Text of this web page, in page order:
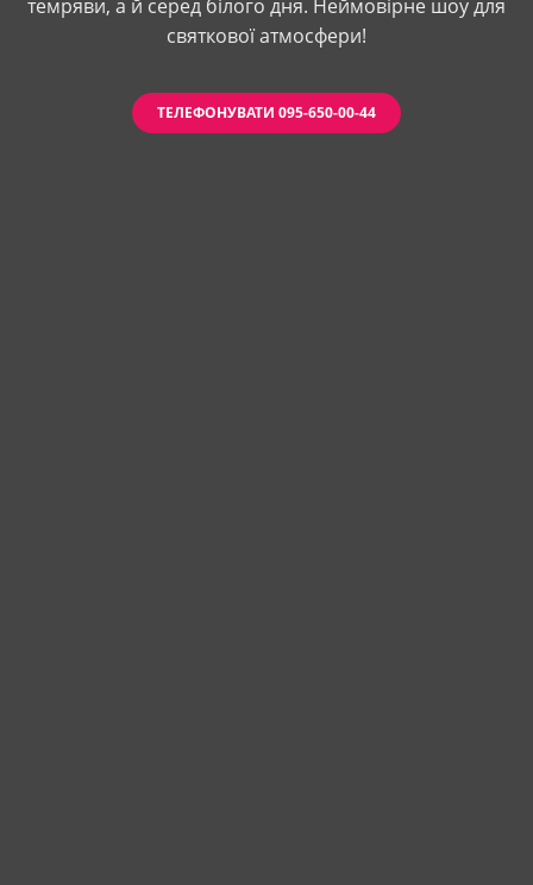
темряви, а й серед білого дня. Неймовірне шоу для
святкової атмосфери!
ТЕЛЕФОНУВАТИ 095-650-00-44